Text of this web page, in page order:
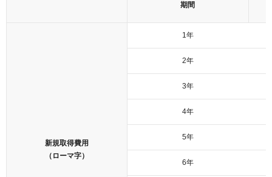
Value Domain Oneにログイン
以下でもログイン可能
Google Yahoo!
One レンタルサーバーを含む最新の機能を使う方
Value Domain Oneアカウント作成
期間
新規取得費用
（ローマ字）
1年
2年
3年
4年
5年
6年